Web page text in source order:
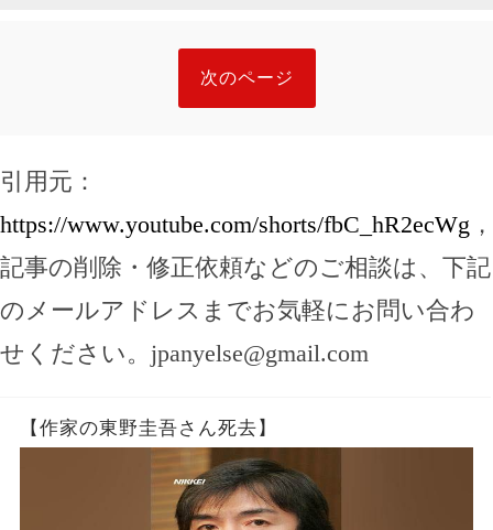
次のページ
引用元：
https://www.youtube.com/shorts/fbC_hR2ecWg ，
記事の削除・修正依頼などのご相談は、下記
のメールアドレスまでお気軽にお問い合わ
せください。 jpanyelse@gmail.com
【作家の東野圭吾さん死去】